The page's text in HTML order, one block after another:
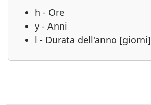
h - Ore
y - Anni
l - Durata dell'anno [giorni]